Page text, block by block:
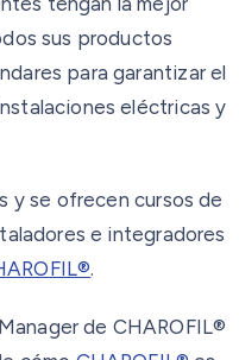
sus productos
para garantizar el
eléctricas y
y se ofrecen cursos de
e integradores
.
de CHAROFIL®